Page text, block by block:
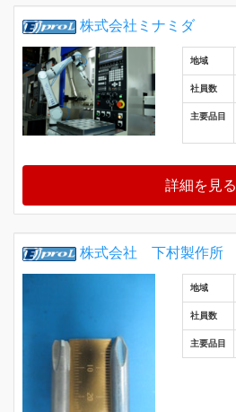
株式会社ミナミダ
地域
社員数
主要品目
詳細を見る
株式会社 下村製作所
地域
社員数
主要品目